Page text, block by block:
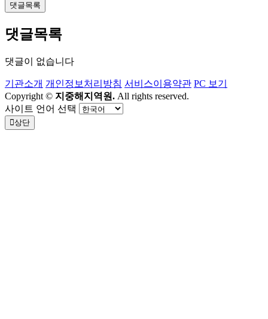
댓글목록
댓글목록
댓글이 없습니다
기관소개 개인정보처리방침 서비스이용약관 PC 보기
Copyright © 지중해지역원. All rights reserved.
사이트 언어 선택
상단